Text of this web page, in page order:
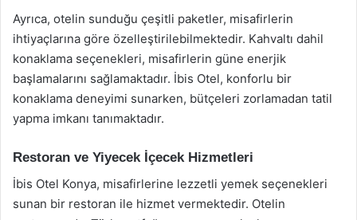
Ayrıca, otelin sunduğu çeşitli paketler, misafirlerin
ihtiyaçlarına göre özelleştirilebilmektedir. Kahvaltı dahil
konaklama seçenekleri, misafirlerin güne enerjik
başlamalarını sağlamaktadır. İbis Otel, konforlu bir
konaklama deneyimi sunarken, bütçeleri zorlamadan tatil
yapma imkanı tanımaktadır.
Restoran ve Yiyecek İçecek Hizmetleri
İbis Otel Konya, misafirlerine lezzetli yemek seçenekleri
sunan bir restoran ile hizmet vermektedir. Otelin